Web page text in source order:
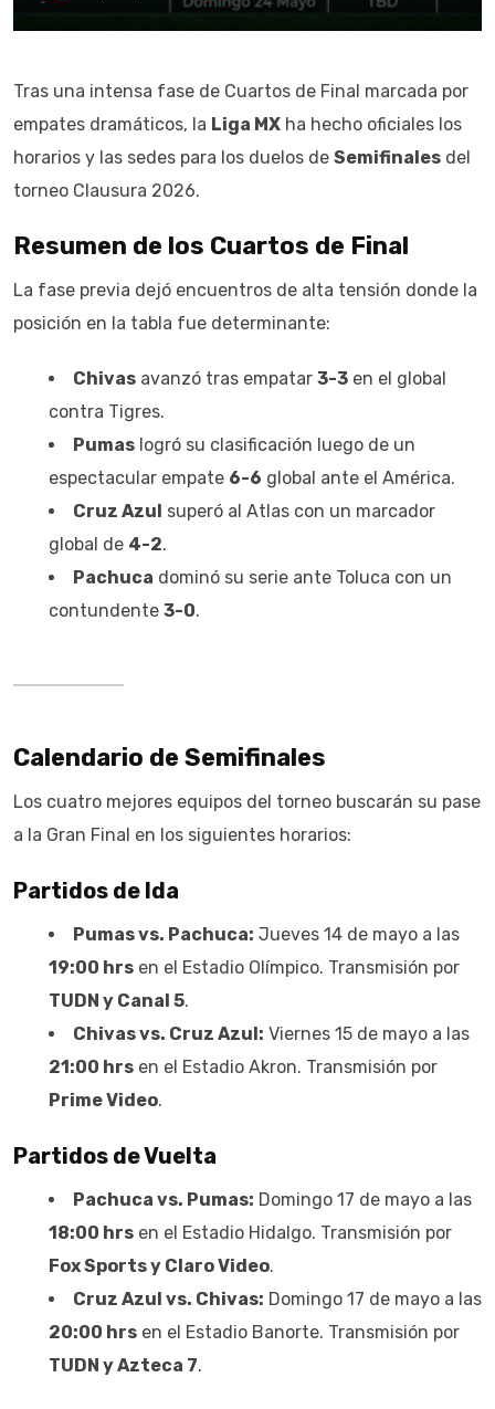
Tras una intensa fase de Cuartos de Final marcada por
empates dramáticos, la Liga MX ha hecho oficiales los
horarios y las sedes para los duelos de Semifinales del
torneo Clausura 2026.
Resumen de los Cuartos de Final
La fase previa dejó encuentros de alta tensión donde la
posición en la tabla fue determinante:
Chivas avanzó tras empatar 3-3 en el global
contra Tigres.
Pumas logró su clasificación luego de un
espectacular empate 6-6 global ante el América.
Cruz Azul superó al Atlas con un marcador
global de 4-2.
Pachuca dominó su serie ante Toluca con un
contundente 3-0.
Calendario de Semifinales
Los cuatro mejores equipos del torneo buscarán su pase
a la Gran Final en los siguientes horarios:
Partidos de Ida
Pumas vs. Pachuca: Jueves 14 de mayo a las
19:00 hrs en el Estadio Olímpico. Transmisión por
TUDN y Canal 5.
Chivas vs. Cruz Azul: Viernes 15 de mayo a las
21:00 hrs en el Estadio Akron. Transmisión por
Prime Video.
Partidos de Vuelta
Pachuca vs. Pumas: Domingo 17 de mayo a las
18:00 hrs en el Estadio Hidalgo. Transmisión por
Fox Sports y Claro Video.
Cruz Azul vs. Chivas: Domingo 17 de mayo a las
20:00 hrs en el Estadio Banorte. Transmisión por
TUDN y Azteca 7.